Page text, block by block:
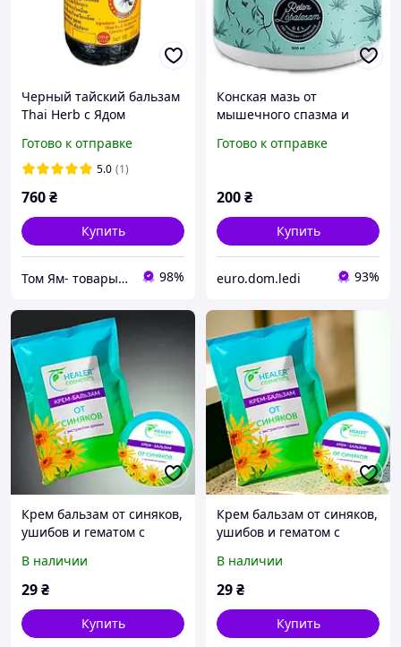
Черный тайский бальзам
Thai Herb с Ядом
Готово к отправке
5.0 (1)
760₴
Купить
Том Ям- товары из Таиланда,опт и розница 98%
Конская мазь от
мышечного спазма и
Gel + 9 Herb 500 мл
Готово к отправке
200₴
Купить
euro.dom.ledi 93%
Крем бальзам от синяков,
ушибов и гематом с
противоотечный,
рассасывающий 10 г
В наличии
29₴
Купить
Крем бальзам от синяков,
ушибов и гематом с
противоотечный,
рассасывающий 10 г
В наличии
29₴
Купить